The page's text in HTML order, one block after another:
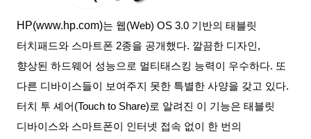
HP(www.hp.com)는 웹(Web) OS 3.0 기반의 태블릿
터치패드와 스마트폰 2종을 공개했다. 깔끔한 디자인 ,
향상된 하드웨어 성능으로 멀티태스킹 능력이 우수하다. 또
다른 디바이스들이 보여주지 못한 특별한 사양을 갖고 있다.
터치 투 셰어 (Touch to Share)로 알려진 이 기능은 태블릿
디바이스와 스마트폰이 인터넷 접속 없이 한 번의